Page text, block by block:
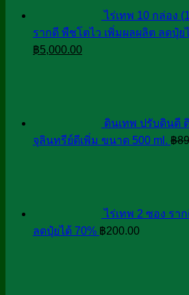
ไร่เทพ 10 กล่อง
รากดี พืชโตไว เพิ่มผลผลิต ลดปุ๋ย
Original
฿5,000.00Current
ดินเทพ ปรับดินดี
จุลินทรีย์ดีเพิ่ม ขนาด 500 ml. ฿
ไร่เทพ 2 ซอง รา
ลดปุ๋ยได้ 70% ฿200.00